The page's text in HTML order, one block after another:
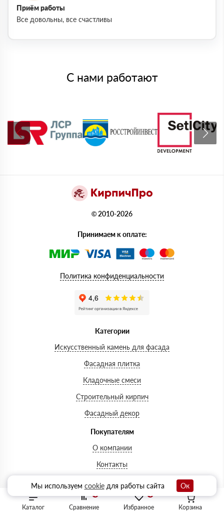
Каталог Избранное
Сравнение Корзина
Приём работы
Все довольны, все счастливы
С нами работают
© 2010-2026
Принимаем к оплате:
Политика конфиденциальности
Категории
Искусственный камень для фасада
Фасадная плитка
Кладочные смеси
Строительный кирпич
Фасадный декор
Покупателям
О компании
Контакты
Доставка и оплата
Шоурум
Мы используем cookieдля работы сайта Ок